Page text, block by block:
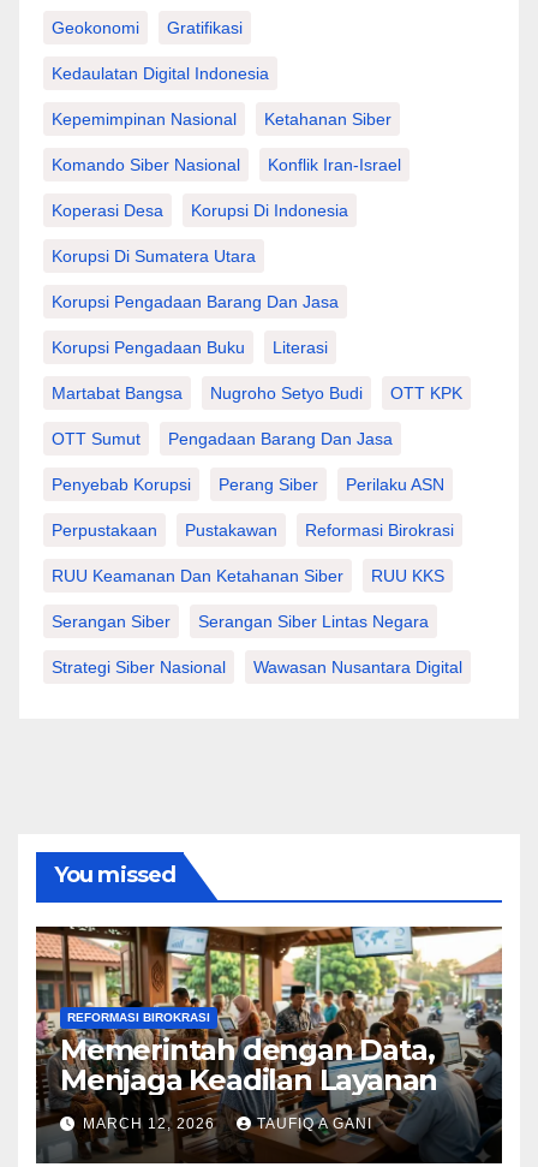
Geokonomi Gratifikasi
Kedaulatan Digital Indonesia
Kepemimpinan Nasional Ketahanan Siber
Komando Siber Nasional Konflik Iran-Israel
Koperasi Desa Korupsi Di Indonesia
Korupsi Di Sumatera Utara
Korupsi Pengadaan Barang Dan Jasa
Korupsi Pengadaan Buku Literasi
Martabat Bangsa Nugroho Setyo Budi OTT KPK
OTT Sumut Pengadaan Barang Dan Jasa
Penyebab Korupsi Perang Siber Perilaku ASN
Perpustakaan Pustakawan Reformasi Birokrasi
RUU Keamanan Dan Ketahanan Siber RUU KKS
Serangan Siber Serangan Siber Lintas Negara
Strategi Siber Nasional Wawasan Nusantara Digital
You missed
REFORMASI BIROKRASI
Memerintah dengan Data,
Menjaga Keadilan Layanan
MARCH 12, 2026 TAUFIQ A GANI